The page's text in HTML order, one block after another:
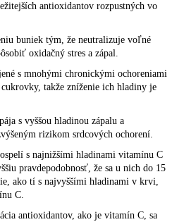
antioxidantov rozpustných vo
buniek tým, že neutralizuje voľné
oxidačný stres a zápal.
s mnohými chronickými ochoreniami
takže zníženie ich hladiny je
s vyššou hladinou zápalu a
rizikom srdcových ochorení.
s najnižšími hladinami vitamínu C
pravdepodobnosť, že sa u nich do 15
ako tí s najvyššími hladinami v krvi,
C.
antioxidantov, ako je vitamín C, sa